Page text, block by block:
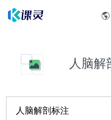
人脑解